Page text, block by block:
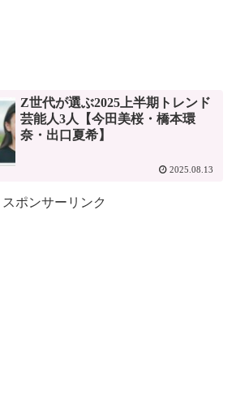
Z世代が選ぶ2025上半期トレンド
芸能人3人【今田美桜・橋本環
奈・出口夏希】
2025.08.13
スポンサーリンク